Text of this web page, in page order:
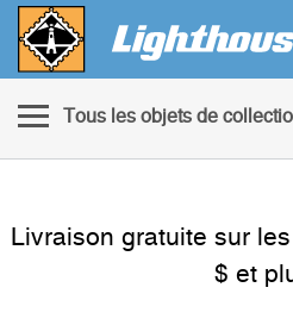
Tous les objets de
Livraison gratuite sur
$ et